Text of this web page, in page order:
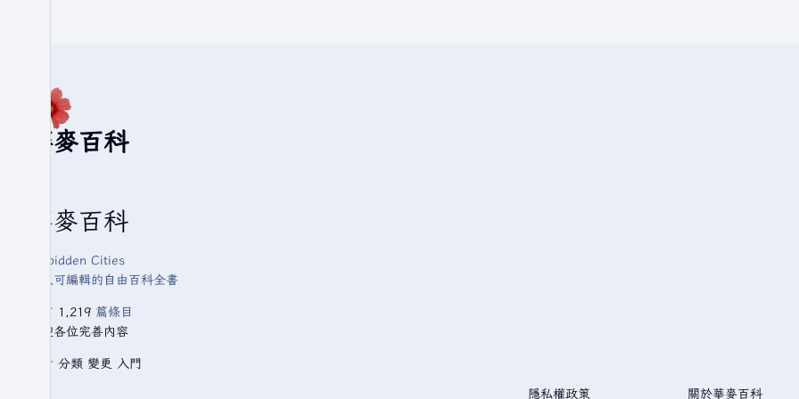
華麥百科
華麥百科
Forbidden Cities
人人可編輯的自由百科全書
已有 1,219 篇條目
歡迎各位完善內容
查看 分類 變更 入門
隱私權政策 關於華麥百科